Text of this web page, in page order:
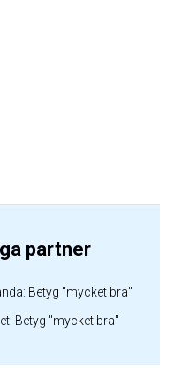
partner
Betyg "mycket bra"
Betyg "mycket bra"